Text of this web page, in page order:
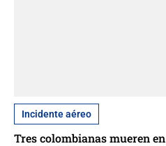
Incidente aéreo
Tres colombianas mueren en